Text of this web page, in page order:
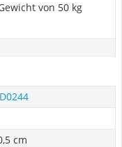
von 50 kg
cm